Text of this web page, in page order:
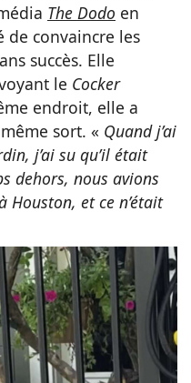
The Dodo en
de convaincre les
succès. Elle
le Cocker
endroit, elle a
sort. « Quand j’ai
j’ai su qu’il était
dehors, nous avions
Houston, et ce n’était